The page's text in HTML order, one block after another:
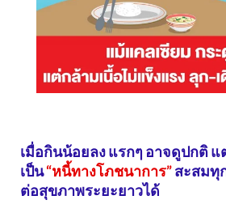
เมื่อกินน้อยลง แรกๆ อาจดูปกติ แ
เป็น“หนี้ทางโภชนาการ”สะสมทุ
ต่อสุขภาพระยะยาวได้